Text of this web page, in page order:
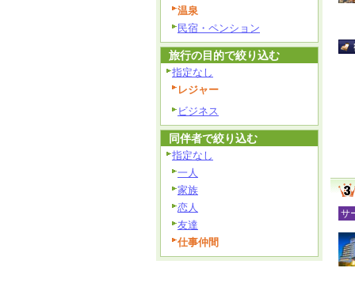
サ
温泉
民宿・ペンション
旅行の目的で絞り込む
指定なし
レジャー
ビジネス
同伴者で絞り込む
指定なし
一人
家族
恋人
友達
仕事仲間